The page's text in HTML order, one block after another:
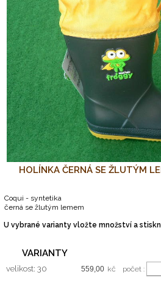
HOLÍNKA ČERNÁ SE ŽLUTÝM
Coqui - syntetika
černá se žlutým lemem
U vybrané varianty vložte množství a
VARIANTY
velikost: 30 kč počet :